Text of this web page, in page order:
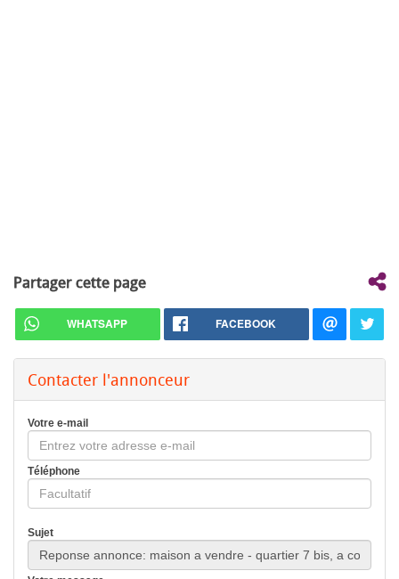
Partager cette page
WHATSAPP FACEBOOK
Contacter l'annonceur
Votre e-mail
Téléphone
Sujet